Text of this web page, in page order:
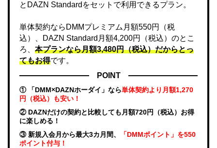
とDAZN Standardをセットで利用できるプラン。
単体契約ならDMMプレミアム月額550円（税
込）、DAZN Standard月額4,200円（税込）のとこ
ろ、 本プランなら月額3,480円（税込）だからとっ
てもお得です。
POINT
① 「DMM×DAZNホーダイ」なら単体契約より月額1,270
円（税込）も安い！
② DAZNだけの契約と比較しても月額720円（税込）お得
に楽しめる！
③ 新規入会月から最大3カ月間、
「DMMポイント」を550
ポイント付与！